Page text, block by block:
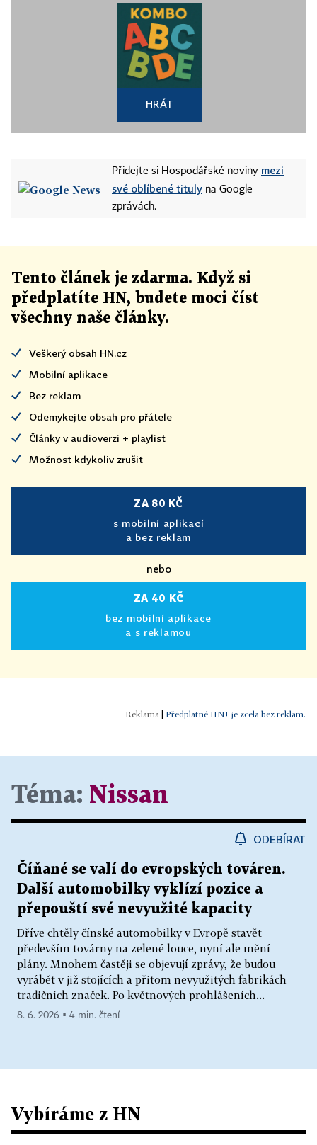
HRÁT
Přidejte si Hospodářské noviny mezi
své oblíbené tituly na Google
zprávách.
Tento článek je zdarma. Když si
předplatíte HN, budete moci číst
všechny naše články.
Veškerý obsah HN.cz
Mobilní aplikace
Bez reklam
Odemykejte obsah pro přátele
Články v audioverzi + playlist
Možnost kdykoliv zrušit
ZA 80 KČ
s mobilní aplikací
a bez reklam
nebo
ZA 40 KČ
bez mobilní aplikace
a s reklamou
Předplatné HN+ je zcela bez reklam.
Téma: Nissan
ODEBÍRAT
Číňané se valí do evropských továren.
Další automobilky vyklízí pozice a
přepouští své nevyužité kapacity
Dříve chtěly čínské automobilky v Evropě stavět
především továrny na zelené louce, nyní ale mění
plány. Mnohem častěji se objevují zprávy, že budou
vyrábět v již stojících a přitom nevyužitých fabrikách
tradičních značek. Po květnových prohlášeních...
8. 6. 2026 ▪ 4 min. čtení
Vybíráme z HN